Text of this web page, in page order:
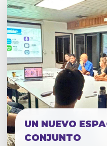
UN NUEVO
CONJUNTO